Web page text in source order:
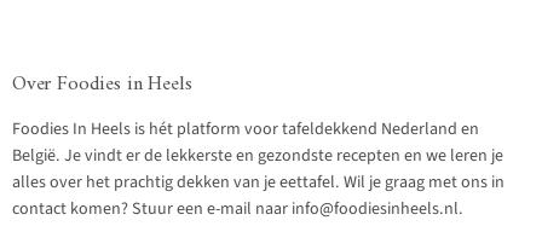
Over Foodies in Heels
Foodies In Heels is hét platform voor tafeldekkend Nederland en
België. Je vindt er de lekkerste en gezondste recepten en we leren je
alles over het prachtig dekken van je eettafel. Wil je graag met ons in
contact komen? Stuur een e-mail naar info@foodiesinheels.nl.